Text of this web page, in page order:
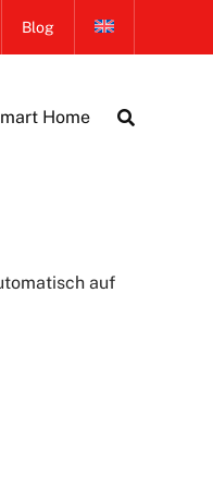
Blog
Home
auf